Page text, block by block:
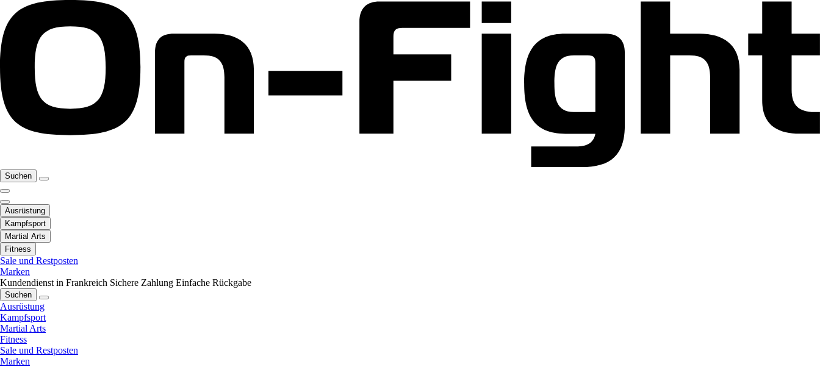
Suchen
Ausrüstung
Kampfsport
Martial Arts
Fitness
Sale und Restposten
Marken
Kundendienst in Frankreich Sichere Zahlung Einfache Rückgabe
Suchen
Ausrüstung
Kampfsport
Martial Arts
Fitness
Sale und Restposten
Marken